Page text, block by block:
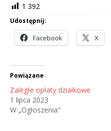
1 392
Udostępnij:
Facebook X
Powiązane
Zaległe opłaty działkowe
1 lipca 2023
W „Ogłoszenia"